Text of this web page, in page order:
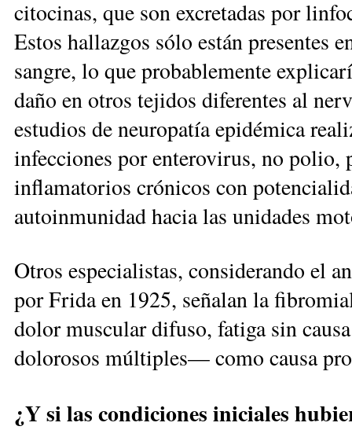
citocinas, que son excretadas por
Estos hallazgos sólo están presentes
sangre, lo que probablemente
daño en otros tejidos diferentes al
estudios de neuropatía epidémica
infecciones por enterovirus, no polio,
inflamatorios crónicos con
autoinmunidad hacia las unidades
Otros especialistas, considerando el
por Frida en 1925, señalan la
dolor muscular difuso, fatiga sin
dolorosos múltiples— como causa
¿Y si las condiciones iniciales